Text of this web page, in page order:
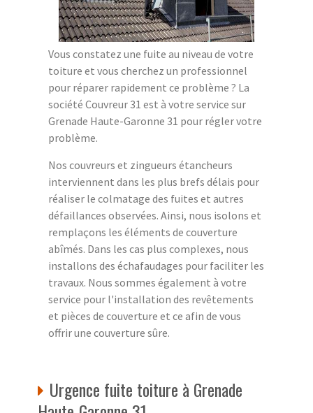
Vous constatez une fuite au niveau de votre
toiture et vous cherchez un professionnel
pour réparer rapidement ce problème ? La
société Couvreur 31 est à votre service sur
Grenade Haute-Garonne 31 pour régler votre
problème.
Nos couvreurs et zingueurs étancheurs
interviennent dans les plus brefs délais pour
réaliser le colmatage des fuites et autres
défaillances observées. Ainsi, nous isolons et
remplaçons les éléments de couverture
abîmés. Dans les cas plus complexes, nous
installons des échafaudages pour faciliter les
travaux. Nous sommes également à votre
service pour l'installation des revêtements
et pièces de couverture et ce afin de vous
offrir une couverture sûre.
Urgence fuite toiture à Grenade